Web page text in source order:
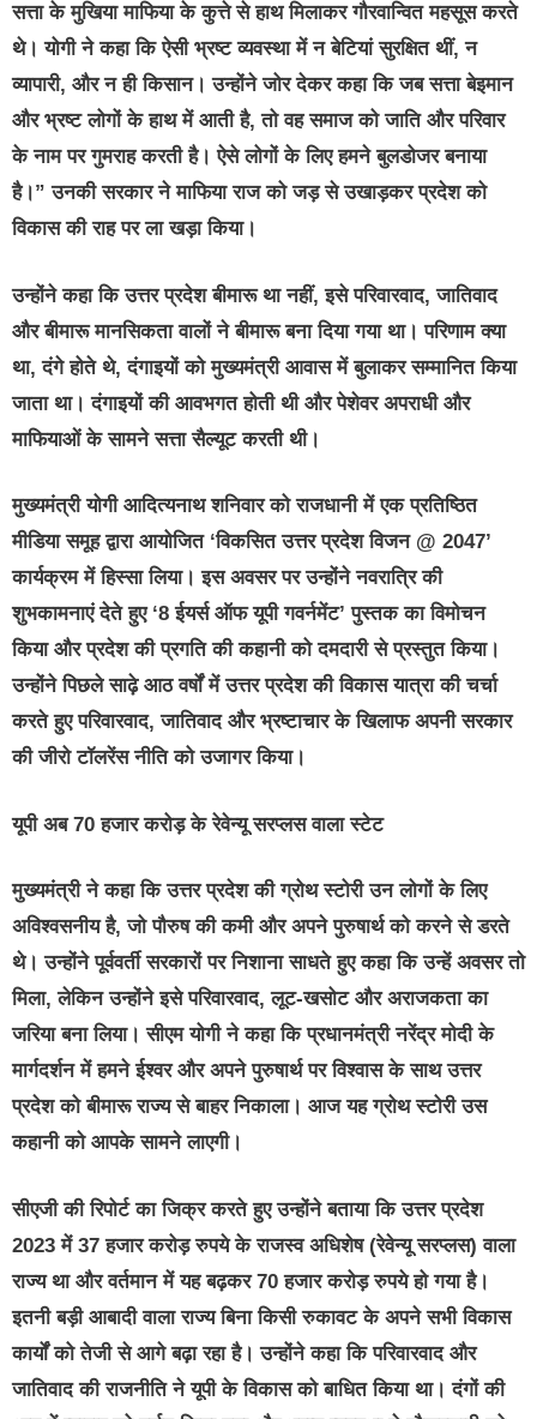
सत्ता के मुखिया माफिया के कुत्ते से हाथ मिलाकर गौरवान्वित महसूस करते
थे। योगी ने कहा कि ऐसी भ्रष्ट व्यवस्था में न बेटियां सुरक्षित थीं, न
व्यापारी, और न ही किसान। उन्होंने जोर देकर कहा कि जब सत्ता बेइमान
और भ्रष्ट लोगों के हाथ में आती है, तो वह समाज को जाति और परिवार
के नाम पर गुमराह करती है। ऐसे लोगों के लिए हमने बुलडोजर बनाया
है।” उनकी सरकार ने माफिया राज को जड़ से उखाड़कर प्रदेश को
विकास की राह पर ला खड़ा किया।
उन्होंने कहा कि उत्तर प्रदेश बीमारू था नहीं, इसे परिवारवाद, जातिवाद
और बीमारू मानसिकता वालों ने बीमारू बना दिया गया था। परिणाम क्या
था, दंगे होते थे, दंगाइयों को मुख्यमंत्री आवास में बुलाकर सम्मानित किया
जाता था। दंगाइयों की आवभगत होती थी और पेशेवर अपराधी और
माफियाओं के सामने सत्ता सैल्यूट करती थी।
मुख्यमंत्री योगी आदित्यनाथ शनिवार को राजधानी में एक प्रतिष्ठित
मीडिया समूह द्वारा आयोजित ‘विकसित उत्तर प्रदेश विजन @ 2047’
कार्यक्रम में हिस्सा लिया। इस अवसर पर उन्होंने नवरात्रि की
शुभकामनाएं देते हुए ‘8 ईयर्स ऑफ यूपी गवर्नमेंट’ पुस्तक का विमोचन
किया और प्रदेश की प्रगति की कहानी को दमदारी से प्रस्तुत किया।
उन्होंने पिछले साढ़े आठ वर्षों में उत्तर प्रदेश की विकास यात्रा की चर्चा
करते हुए परिवारवाद, जातिवाद और भ्रष्टाचार के खिलाफ अपनी सरकार
की जीरो टॉलरेंस नीति को उजागर किया।
यूपी अब 70 हजार करोड़ के रेवेन्यू सरप्लस वाला स्टेट
मुख्यमंत्री ने कहा कि उत्तर प्रदेश की ग्रोथ स्टोरी उन लोगों के लिए
अविश्वसनीय है, जो पौरुष की कमी और अपने पुरुषार्थ को करने से डरते
थे। उन्होंने पूर्ववर्ती सरकारों पर निशाना साधते हुए कहा कि उन्हें अवसर तो
मिला, लेकिन उन्होंने इसे परिवारवाद, लूट-खसोट और अराजकता का
जरिया बना लिया। सीएम योगी ने कहा कि प्रधानमंत्री नरेंद्र मोदी के
मार्गदर्शन में हमने ईश्वर और अपने पुरुषार्थ पर विश्वास के साथ उत्तर
प्रदेश को बीमारू राज्य से बाहर निकाला। आज यह ग्रोथ स्टोरी उस
कहानी को आपके सामने लाएगी।
सीएजी की रिपोर्ट का जिक्र करते हुए उन्होंने बताया कि उत्तर प्रदेश
2023 में 37 हजार करोड़ रुपये के राजस्व अधिशेष (रेवेन्यू सरप्लस) वाला
राज्य था और वर्तमान में यह बढ़कर 70 हजार करोड़ रुपये हो गया है।
इतनी बड़ी आबादी वाला राज्य बिना किसी रुकावट के अपने सभी विकास
कार्यों को तेजी से आगे बढ़ा रहा है। उन्होंने कहा कि परिवारवाद और
जातिवाद की राजनीति ने यूपी के विकास को बाधित किया था। दंगों की